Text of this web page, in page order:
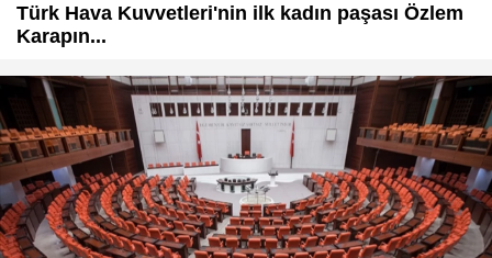
Türk Hava Kuvvetleri'nin ilk kadın paşası Özlem
Karapın...